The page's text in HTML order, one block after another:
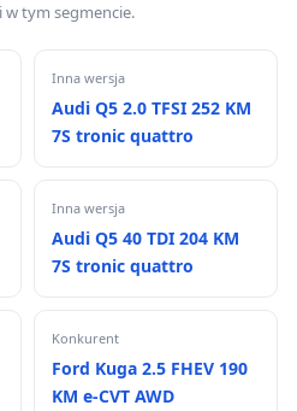
w tym segmencie.
Inna wersja
Audi Q5 2.0 TFSI 252 KM
7S tronic quattro
Inna wersja
Audi Q5 40 TDI 204 KM
7S tronic quattro
Konkurent
Ford Kuga 2.5 FHEV 190
KM e-CVT AWD